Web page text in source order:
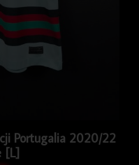
Portugalia 2020/22
[L]